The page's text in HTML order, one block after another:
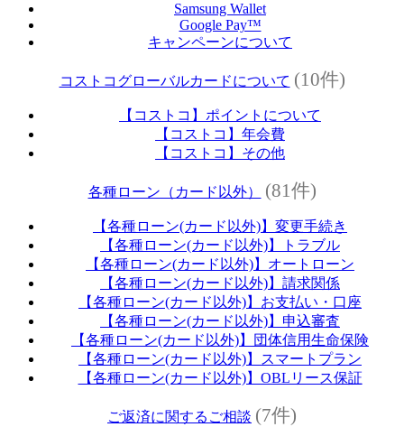
Samsung Wallet
Google Pay™
キャンペーンについて
コストコグローバルカードについて (10件)
【コストコ】ポイントについて
【コストコ】年会費
【コストコ】その他
各種ローン（カード以外） (81件)
【各種ローン(カード以外)】変更手続き
【各種ローン(カード以外)】トラブル
【各種ローン(カード以外)】オートローン
【各種ローン(カード以外)】請求関係
【各種ローン(カード以外)】お支払い・口座
【各種ローン(カード以外)】申込審査
【各種ローン(カード以外)】団体信用生命保険
【各種ローン(カード以外)】スマートプラン
【各種ローン(カード以外)】OBLリース保証
ご返済に関するご相談 (7件)